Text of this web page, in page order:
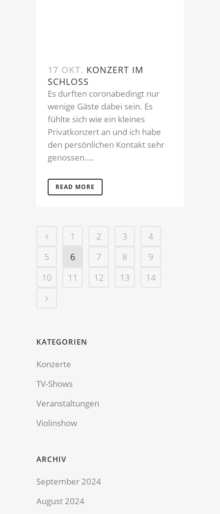
17 OKT. KONZERT IM
SCHLOSS
Es durften coronabedingt nur
wenige Gäste dabei sein. Es
fühlte sich wie ein kleines
Privatkonzert an und ich habe
den persönlichen Kontakt sehr
genossen....
READ MORE
1 2 3
4
5
6 7 8
9
10
11 12 13 14
KATEGORIEN
Konzerte
TV-Shows
Veranstaltungen
Violinshow
ARCHIV
September 2024
August 2024